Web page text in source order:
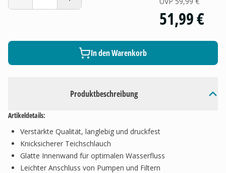
Produktbeschreibung
Artikeldetails:
Verstärkte Qualität, langlebig und druckfest
Knicksicherer Teichschlauch
Glatte Innenwand für optimalen Wasserfluss
Leichter Anschluss von Pumpen und Filtern
51,99 €
In den Warenkorb